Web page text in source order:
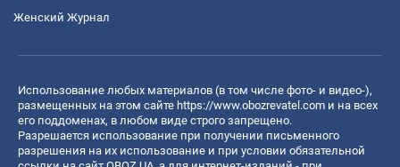
Женский Журнал
Использование любых материалов (в том числе фото- и видео-),
размещенных на этом сайте https://www.obozrevatel.com и на всех
его поддоменах, в любом виде строго запрещено.
Разрешается использование при получении письменного
разрешения на их использование и при условии обязательной